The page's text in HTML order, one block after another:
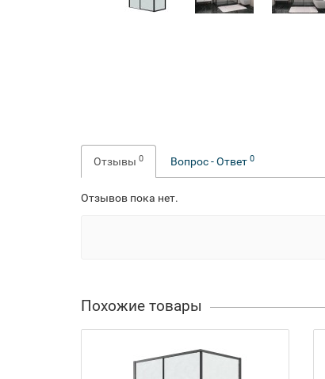
Отзывы 0 Вопрос - Ответ 0
Отзывов пока нет.
Похожие товары